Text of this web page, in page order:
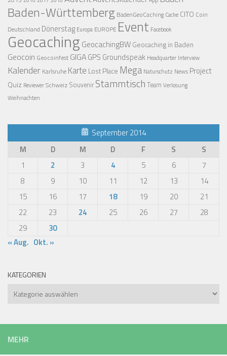
Baden-Württemberg BadenGeoCaching Cache CITO Coin
Deutschland Dönerstag Europa EUROPE Event Facebook
Geocaching GeocachingBW Geocaching in Baden
Geocoin Geocoinfest GIGAGPS Groundspeak Headquarter Interview
Kalender Karlsruhe Karte Lost Place Mega Naturschutz News Project
Quiz ReviewerSchweiz Souvenir Stammtisch Team Verlosung
Weihnachten
September 2014
M
D M D F S
S
1
2 3 4 5 6
7
8
9 10 11 12 13
14
15
16 17 18 19 20
21
22
23 24 25 26 27
28
29
30
« Aug. Okt. »
KATEGORIEN
Kategorien
MEHR